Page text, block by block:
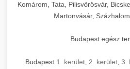
Komárom, Tata, Pilisvörösvár,
Martonvásár,
Budapest egész
Budapest 1. kerület 2. kerület 3.